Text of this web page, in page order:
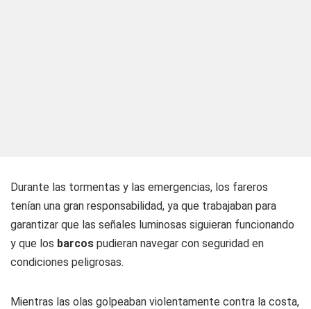
Durante las tormentas y las emergencias, los fareros
tenían una gran responsabilidad, ya que trabajaban para
garantizar que las señales luminosas siguieran funcionando
y que los barcos pudieran navegar con seguridad en
condiciones peligrosas.
Mientras las olas golpeaban violentamente contra la costa,